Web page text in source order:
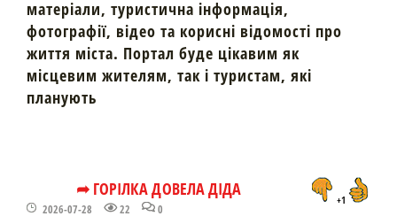
матеріали, туристична інформація,
фотографії, відео та корисні відомості про
життя міста. Портал буде цікавим як
місцевим жителям, так і туристам, які
планують
➦ ГОРІЛКА ДОВЕЛА ДІДА
2026-07-28 22 0
+1